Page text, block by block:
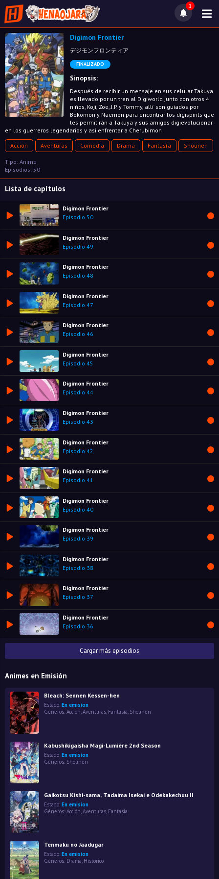
1
Digimon Frontier
デジモンフロンティア
FINALIZADO
Sinopsis:
Después de recibir un mensaje en sus celular Takuya
es llevado por un tren al Digiworld junto con otros 4
niños, Koji, Zoe, J.P. y Tommy, allí son guiados por
Bokomon y Naemon para encontrar los digispirits que
les permitirán a Takuya y sus amigos digievolucionar
en los guerreros legendarios y asi enfrentar a Cherubimon
Acción Aventuras Comedia Drama Fantasía Shounen
Tipo: Anime
Episodios: 50
Lista de capítulos
Digimon Frontier
Episodio 50
Digimon Frontier
Episodio 49
Digimon Frontier
Episodio 48
Digimon Frontier
Episodio 47
Digimon Frontier
Episodio 46
Digimon Frontier
Episodio 45
Digimon Frontier
Episodio 44
Digimon Frontier
Episodio 43
Digimon Frontier
Episodio 42
Digimon Frontier
Episodio 41
Digimon Frontier
Episodio 40
Digimon Frontier
Episodio 39
Digimon Frontier
Episodio 38
Digimon Frontier
Episodio 37
Digimon Frontier
Episodio 36
Cargar más episodios
Animes en Emisión
Bleach: Sennen Kessen-hen
Estado: En emision
Géneros: Acción,Aventuras, Fantasía, Shounen
Kabushikigaisha Magi-Lumière 2nd Season
Estado: En emision
Géneros: Shounen
Gaikotsu Kishi-sama, Tadaima Isekai e Odekakechuu II
Estado: En emision
Géneros: Acción,Aventuras, Fantasía
Tenmaku no Jaadugar
Estado: En emision
Géneros: Drama, Historico